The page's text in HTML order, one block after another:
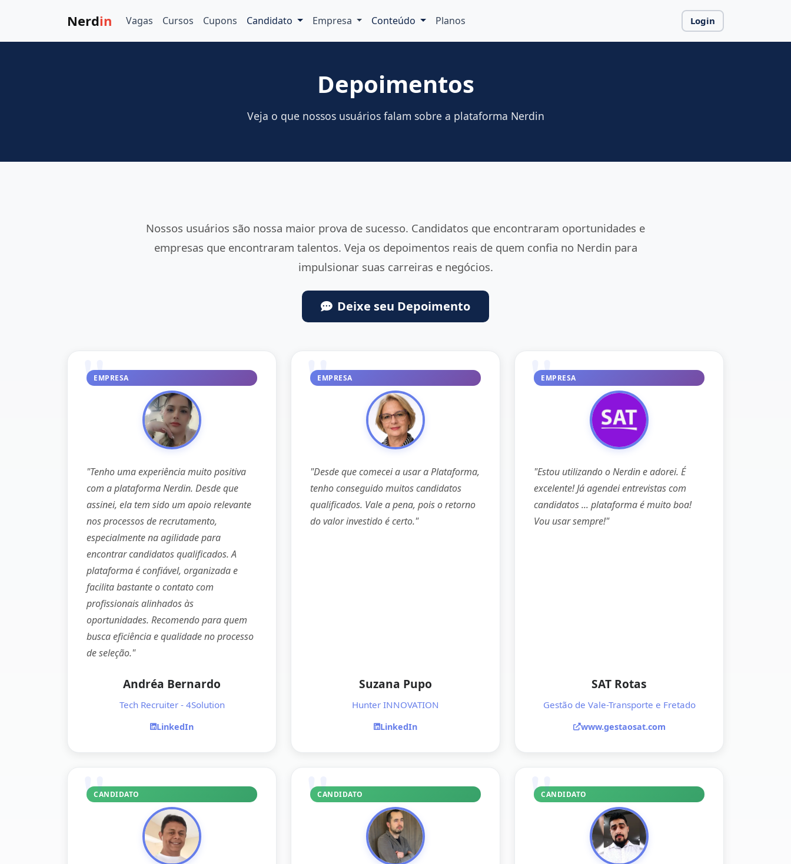
Nerdin Vagas Cursos Cupons Candidato Empresa Conteúdo Planos Login
Depoimentos
Veja o que nossos usuários falam sobre a plataforma Nerdin
Nossos usuários são nossa maior prova de sucesso. Candidatos que encontraram oportunidades e
empresas que encontraram talentos. Veja os depoimentos reais de quem confia no Nerdin para
impulsionar suas carreiras e negócios.
Deixe seu Depoimento
EMPRESA
"Tenho uma experiência muito positiva
com a plataforma Nerdin. Desde que
assinei, ela tem sido um apoio relevante
nos processos de recrutamento,
especialmente na agilidade para
encontrar candidatos qualificados. A
plataforma é confiável, organizada e
facilita bastante o contato com
profissionais alinhados às
oportunidades. Recomendo para quem
busca eficiência e qualidade no processo
de seleção."
Andréa Bernardo
Tech Recruiter - 4Solution
LinkedIn
EMPRESA
"Desde que comecei a usar a Plataforma,
tenho conseguido muitos candidatos
qualificados. Vale a pena, pois o retorno
do valor investido é certo."
Suzana Pupo
Hunter INNOVATION
LinkedIn
EMPRESA
"Estou utilizando o Nerdin e adorei. É
excelente! Já agendei entrevistas com
candidatos ... plataforma é muito boa!
Vou usar sempre!"
SAT Rotas
Gestão de Vale-Transporte e Fretado
www.gestaosat.com
CANDIDATO CANDIDATO CANDIDATO